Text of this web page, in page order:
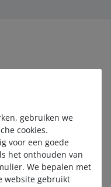
gebruiken we
cookies.
voor een goede
het onthouden van
We bepalen met
website gebruikt